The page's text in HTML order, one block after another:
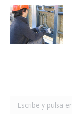
Buscar: